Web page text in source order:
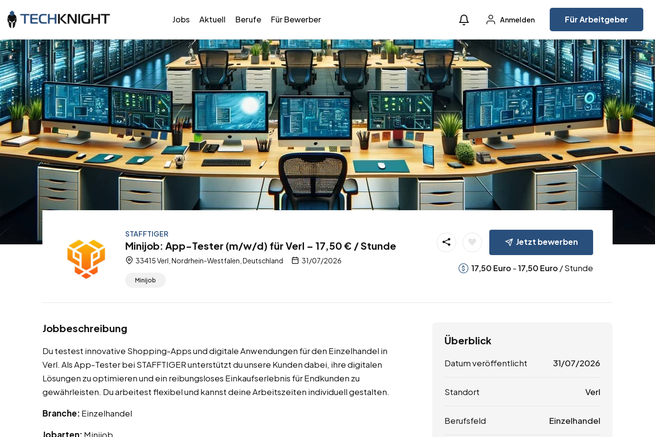
Jobs Aktuell Berufe Für Bewerber Anmelden Für Arbeitgeber
STAFFTIGER
Minijob: App-Tester (m/w/d) für Verl – 17,50 € / Stunde
33415 Verl, Nordrhein-Westfalen, Deutschland 31/07/2026
Minijob
Jetzt bewerben
17,50 Euro -17,50 Euro / Stunde
Jobbeschreibung
Du testest innovative Shopping-Apps und digitale Anwendungen für den Einzelhandel in
Verl. Als App-Tester bei STAFFTIGER unterstützt du unsere Kunden dabei, ihre digitalen
Lösungen zu optimieren und ein reibungsloses Einkaufserlebnis für Endkunden zu
gewährleisten. Du arbeitest flexibel und kannst deine Arbeitszeiten individuell gestalten.
Branche: Einzelhandel
Jobarten: Minijob
Überblick
Datum veröffentlicht 31/07/2026
Standort Verl
Berufsfeld Einzelhandel